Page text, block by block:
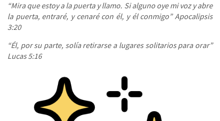
“Mira que estoy a la puerta y llamo. Si alguno oye mi voz y abre
la puerta, entraré, y cenaré con él, y él conmigo” Apocalipsis
3:20
“Él, por su parte, solía retirarse a lugares solitarios para orar”
Lucas 5:16